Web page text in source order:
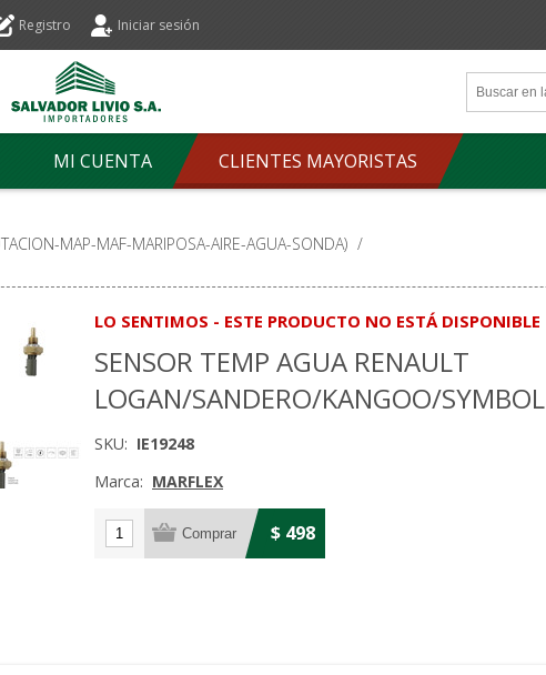
Registro Iniciar sesión
MI CUENTA CLIENTES MAYORISTAS
MAP-MAF-MARIPOSA-AIRE-AGUA-SONDA) /
LO SENTIMOS - ESTE PRODUCTO NO ESTÁ DISPONIBLE
SENSOR TEMP AGUA RENAULT
LOGAN/SANDERO/KANGOO/SYMBOL
SKU: IE19248
Marca: MARFLEX
$ 498